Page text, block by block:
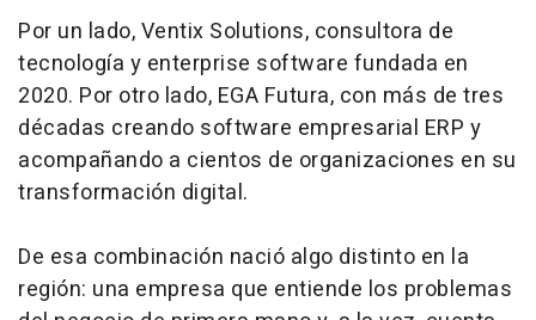
Por un lado, Ventix Solutions, consultora de
tecnología y enterprise software fundada en
2020. Por otro lado, EGA Futura, con más de tres
décadas creando software empresarial ERP y
acompañando a cientos de organizaciones en su
transformación digital.
De esa combinación nació algo distinto en la
región: una empresa que entiende los problemas